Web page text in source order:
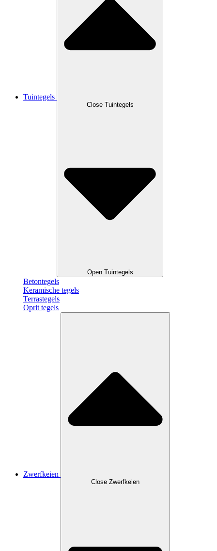
Tuintegels
Close Tuintegels
Open Tuintegels
Betontegels
Keramische tegels
Terrastegels
Oprit tegels
Zwerfkeien
Close Zwerfkeien